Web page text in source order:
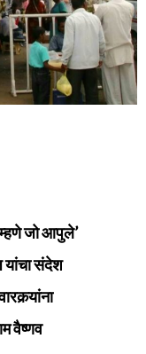
जो आपुले’
यांचा संदेश
वैष्णव